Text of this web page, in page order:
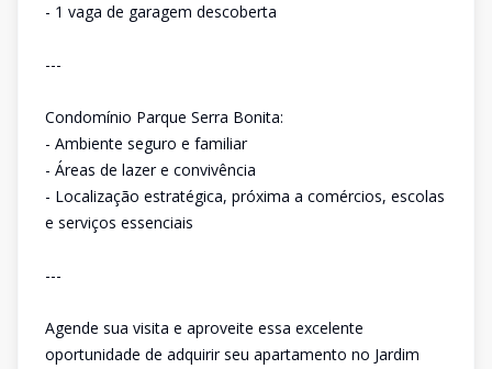
- 1 vaga de garagem descoberta
---
Condomínio Parque Serra Bonita:
- Ambiente seguro e familiar
- Áreas de lazer e convivência
- Localização estratégica, próxima a comércios, escolas
e serviços essenciais
---
Agende sua visita e aproveite essa excelente
oportunidade de adquirir seu apartamento no Jardim